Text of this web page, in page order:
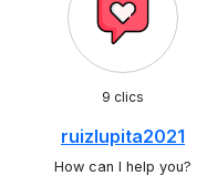
9 clics
ruizlupita2021
How can I help you?